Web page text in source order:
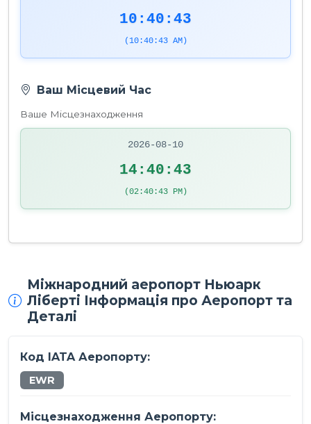
10:40:43
(10:40:43 AM)
Ваш Місцевий Час
Ваше Місцезнаходження
2026-08-10
14:40:43
(02:40:43 PM)
Міжнародний аеропорт Ньюарк
Ліберті Інформація про Аеропорт та
Деталі
Код IATA Аеропорту:
EWR
Місцезнаходження Аеропорту: